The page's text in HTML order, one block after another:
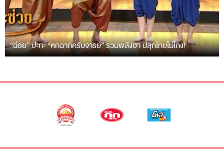
“ฉ่อย” ปะทะ “หกฉากครับจารย์” รวมพลังฮา ปลุกไทยไม่โกง!